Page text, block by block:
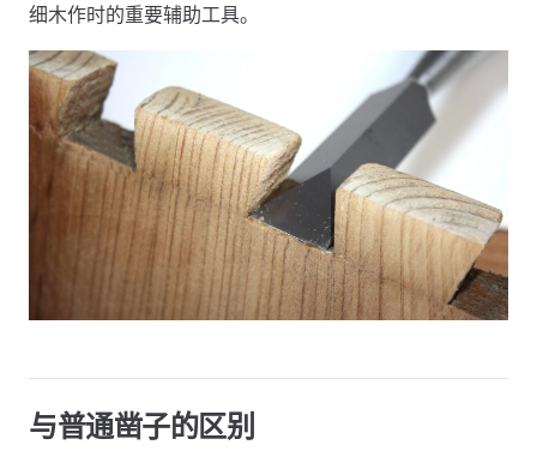
细木作时的重要辅助工具。
与普通凿子的区别